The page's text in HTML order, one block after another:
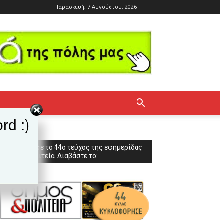
Παρασκευή, 7 Αυγούστου, 2026
Κυκλοφόρησε το 44ο τεύχος της εφημερίδας
Δήμος & Πολιτεία. Διαβάστε το:
:)